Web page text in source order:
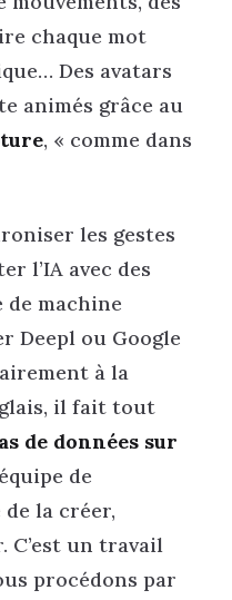
chaque mot
Des avatars
animés grâce au
, « comme dans
les gestes
l’IA avec des
machine
Deepl ou Google
à la
il fait tout
de données sur
de
la créer,
C’est un travail
procédons par